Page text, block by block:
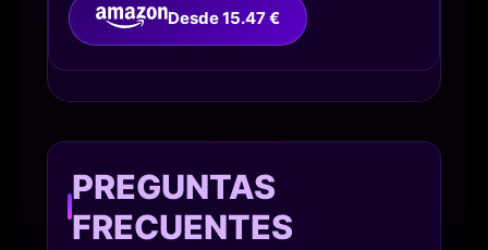
Desde 15.47 €
PREGUNTAS
FRECUENTES